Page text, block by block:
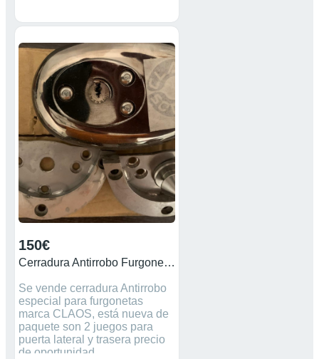
puertas: 4 140.0 CV OFERTA
PARA TODAS LAS
FURGONETAS Desde 118€
pregunta presupuesto exacto
para su vehículo sin
compromiso. Ford Transit
Connect, Transit, custom,
Courier, Citroen berlingo,
Nemo, Jumpy, jumper,
Peugeot Partner, Bipper,
expert, boxer, Renault Kangoo,
traffic, Fiat doblo, fiorino,
Scudo, Opel combo, dacia
Docker, mercedes citan,
Sprinter, Vito, Volkswagen
Caddy Alejandro 647348447
150€
Cerradura Antirrobo Furgonetas
Se vende cerradura Antirrobo
especial para furgonetas
marca CLAOS, está nueva de
paquete son 2 juegos para
puerta lateral y trasera precio
de oportunidad.